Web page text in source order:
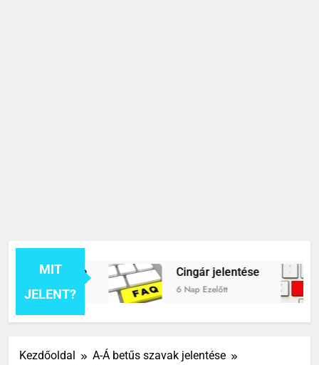
MIT
JELENT?
jelentése Cingár jelentése
6 Nap Ezelőtt
Kezdőoldal
A-Á betűs szavak jelentése